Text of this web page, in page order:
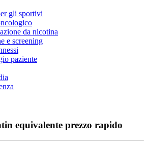
gli sportivi
da nicotina
e screening
paziente
equivalente prezzo rapido